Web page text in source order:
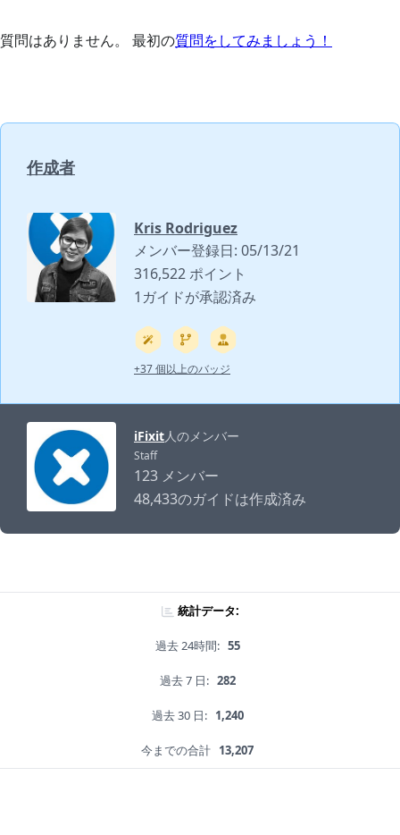
質問はありません。 最初の質問をしてみましょう！
作成者
Kris Rodriguez
メンバー登録日: 05/13/21
316,522 ポイント
1ガイドが承認済み
+37 個以上のバッジ
iFixit人のメンバー
Staff
123 メンバー
48,433のガイドは作成済み
統計データ:
過去 24時間: 55
過去 7 日: 282
過去 30 日: 1,240
今までの合計 13,207